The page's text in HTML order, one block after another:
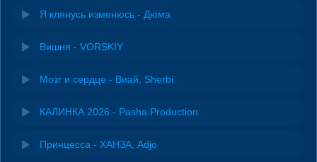
Я клянусь изменюсь - Дюма
Вишня - VORSKIY
Мозг и сердце - Виай, Sherbi
КАЛИНКА 2026 - Pasha Production
Принцесса - ХАНЗА, Adjo